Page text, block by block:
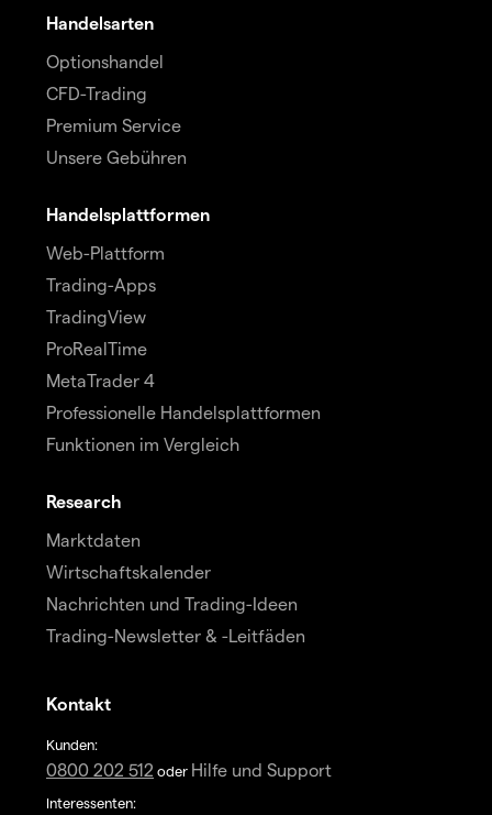
Handelsarten
Optionshandel
CFD-Trading
Premium Service
Unsere Gebühren
Handelsplattformen
Web-Plattform
Trading-Apps
TradingView
ProRealTime
MetaTrader 4
Professionelle Handelsplattformen
Funktionen im Vergleich
Research
Marktdaten
Wirtschaftskalender
Nachrichten und Trading-Ideen
Trading-Newsletter & -Leitfäden
Kontakt
Kunden:
0800 202 512 oder Hilfe und Support
Interessenten: